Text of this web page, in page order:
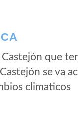
que
se va
climaticos